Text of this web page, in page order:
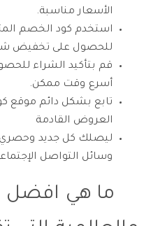
الأسعار مناسبة.
استخدم كود الخصم
للحصول على تخفيض
قم بتأكيد الشراء
أسرع وقت ممكن.
تابع بشكل دائم موقع
العروض القادمة
ليصلك كل جديد
وسائل التواصل
ما هي افضل